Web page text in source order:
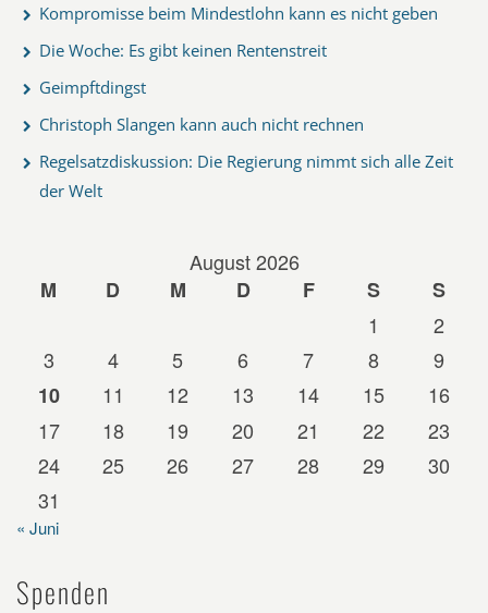
Kompromisse beim Mindestlohn kann es nicht geben
Die Woche: Es gibt keinen Rentenstreit
Geimpftdingst
Christoph Slangen kann auch nicht rechnen
Regelsatzdiskussion: Die Regierung nimmt sich alle Zeit
der Welt
August 2026
M
D M D F S
S
1
2
3
4 5 6 7 8
9
10
11 12 13 14 15
16
17
18 19 20 21 22
23
24
25 26 27 28 29
30
31
« Juni
Spenden